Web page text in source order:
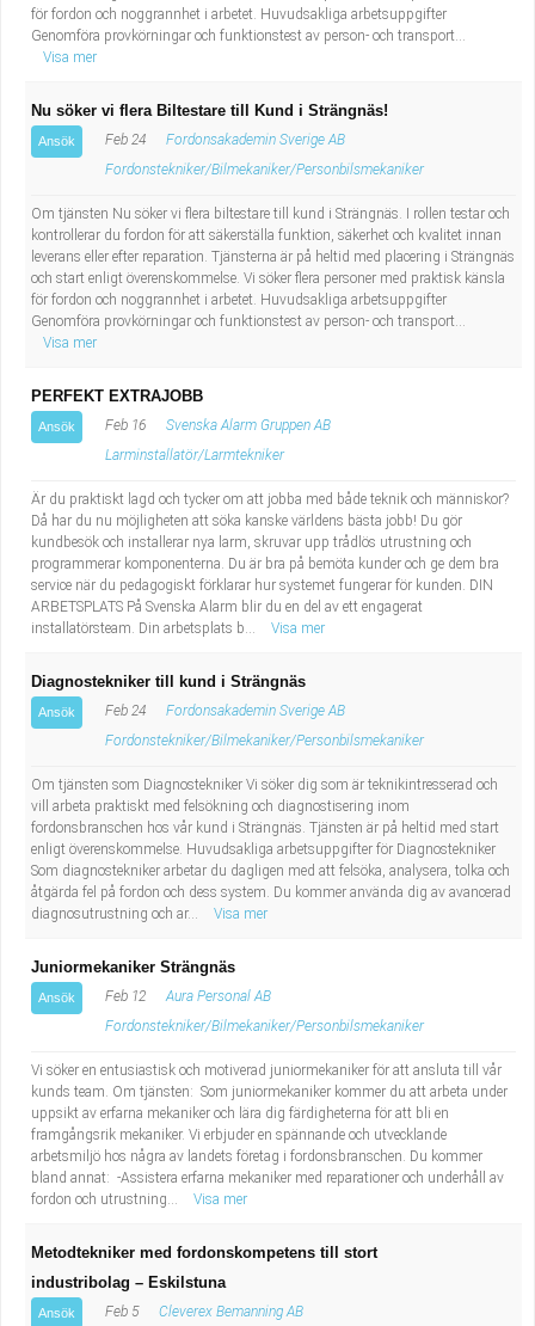
för fordon och noggrannhet i arbetet. Huvudsakliga arbetsuppgifter
Genomföra provkörningar och funktionstest av person- och transport...
Visa mer
Nu söker vi flera Biltestare till Kund i Strängnäs!
Ansök Feb 24
Fordonsakademin Sverige AB
Fordonstekniker/Bilmekaniker/Personbilsmekaniker
Om tjänsten Nu söker vi flera biltestare till kund i Strängnäs. I rollen testar och
kontrollerar du fordon för att säkerställa funktion, säkerhet och kvalitet innan
leverans eller efter reparation. Tjänsterna är på heltid med placering i Strängnäs
och start enligt överenskommelse. Vi söker flera personer med praktisk känsla
för fordon och noggrannhet i arbetet. Huvudsakliga arbetsuppgifter
Genomföra provkörningar och funktionstest av person- och transport...
Visa mer
PERFEKT EXTRAJOBB
Ansök Feb 16
Svenska Alarm Gruppen AB
Larminstallatör/Larmtekniker
Är du praktiskt lagd och tycker om att jobba med både teknik och människor?
Då har du nu möjligheten att söka kanske världens bästa jobb! Du gör
kundbesök och installerar nya larm, skruvar upp trådlös utrustning och
programmerar komponenterna. Du är bra på bemöta kunder och ge dem bra
service när du pedagogiskt förklarar hur systemet fungerar för kunden. DIN
ARBETSPLATS På Svenska Alarm blir du en del av ett engagerat
installatörsteam. Din arbetsplats b...
Visa mer
Diagnostekniker till kund i Strängnäs
Ansök Feb 24
Fordonsakademin Sverige AB
Fordonstekniker/Bilmekaniker/Personbilsmekaniker
Om tjänsten som Diagnostekniker Vi söker dig som är teknikintresserad och
vill arbeta praktiskt med felsökning och diagnostisering inom
fordonsbranschen hos vår kund i Strängnäs. Tjänsten är på heltid med start
enligt överenskommelse. Huvudsakliga arbetsuppgifter för Diagnostekniker
Som diagnostekniker arbetar du dagligen med att felsöka, analysera, tolka och
åtgärda fel på fordon och dess system. Du kommer använda dig av avancerad
diagnosutrustning och ar...
Visa mer
Juniormekaniker Strängnäs
Ansök Feb 12
Aura Personal AB
Fordonstekniker/Bilmekaniker/Personbilsmekaniker
Vi söker en entusiastisk och motiverad juniormekaniker för att ansluta till vår
kunds team. Om tjänsten: Som juniormekaniker kommer du att arbeta under
uppsikt av erfarna mekaniker och lära dig färdigheterna för att bli en
framgångsrik mekaniker. Vi erbjuder en spännande och utvecklande
arbetsmiljö hos några av landets företag i fordonsbranschen. Du kommer
bland annat: -Assistera erfarna mekaniker med reparationer och underhåll av
fordon och utrustning...
Visa mer
Metodtekniker med fordonskompetens till stort
industribolag – Eskilstuna
Ansök Feb 5
Cleverex Bemanning AB